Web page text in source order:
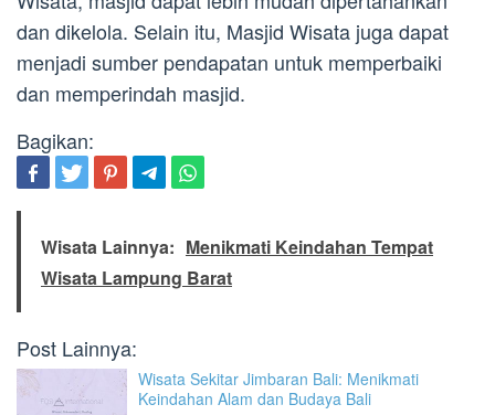
dan dikelola. Selain itu, Masjid Wisata juga dapat
menjadi sumber pendapatan untuk memperbaiki
dan memperindah masjid.
Bagikan:
Wisata Lainnya: Menikmati Keindahan Tempat
Wisata Lampung Barat
Post Lainnya:
Wisata Sekitar Jimbaran Bali: Menikmati
Keindahan Alam dan Budaya Bali